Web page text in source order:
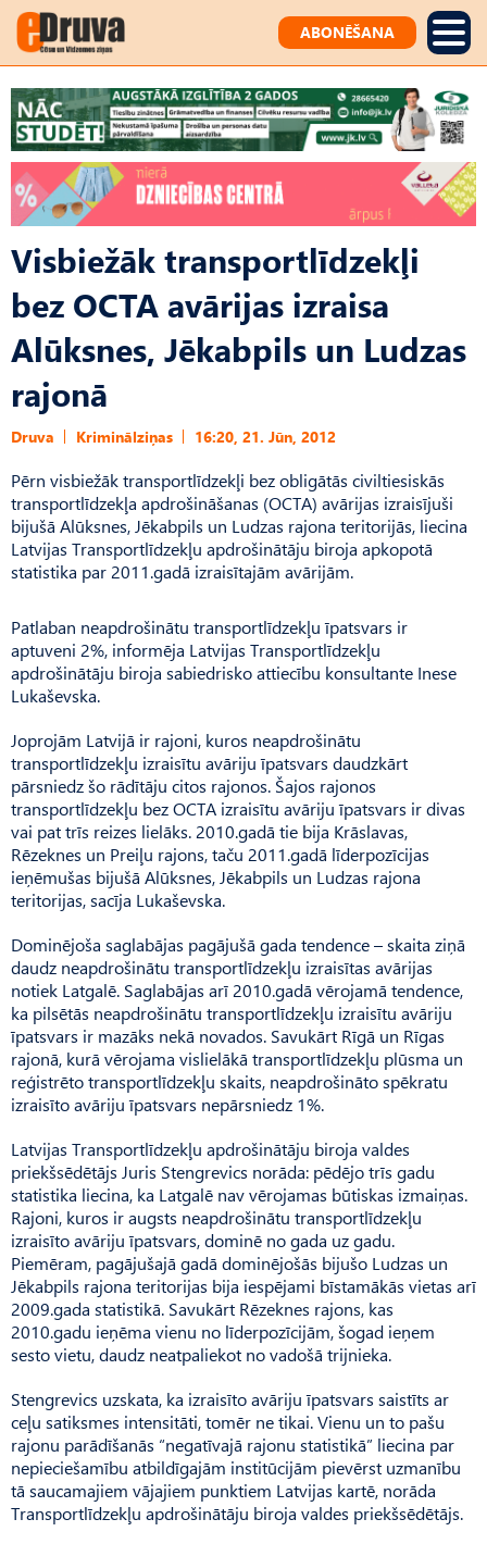
ABONĒŠANA
Visbiežāk transportlīdzekļi
bez OCTA avārijas izraisa
Alūksnes, Jēkabpils un Ludzas
rajonā
Druva Kriminālziņas 16:20, 21. Jūn, 2012
Pērn visbiežāk transportlīdzekļi bez obligātās civiltiesiskās
transportlīdzekļa apdrošināšanas (OCTA) avārijas izraisījuši
bijušā Alūksnes, Jēkabpils un Ludzas rajona teritorijās, liecina
Latvijas Transportlīdzekļu apdrošinātāju biroja apkopotā
statistika par 2011.gadā izraisītajām avārijām.
Patlaban neapdrošinātu transportlīdzekļu īpatsvars ir
aptuveni 2%, informēja Latvijas Transportlīdzekļu
apdrošinātāju biroja sabiedrisko attiecību konsultante Inese
Lukaševska.
Joprojām Latvijā ir rajoni, kuros neapdrošinātu
transportlīdzekļu izraisītu avāriju īpatsvars daudzkārt
pārsniedz šo rādītāju citos rajonos. Šajos rajonos
transportlīdzekļu bez OCTA izraisītu avāriju īpatsvars ir divas
vai pat trīs reizes lielāks. 2010.gadā tie bija Krāslavas,
Rēzeknes un Preiļu rajons, taču 2011.gadā līderpozīcijas
ieņēmušas bijušā Alūksnes, Jēkabpils un Ludzas rajona
teritorijas, sacīja Lukaševska.
Dominējoša saglabājas pagājušā gada tendence – skaita ziņā
daudz neapdrošinātu transportlīdzekļu izraisītas avārijas
notiek Latgalē. Saglabājas arī 2010.gadā vērojamā tendence,
ka pilsētās neapdrošinātu transportlīdzekļu izraisītu avāriju
īpatsvars ir mazāks nekā novados. Savukārt Rīgā un Rīgas
rajonā, kurā vērojama vislielākā transportlīdzekļu plūsma un
reģistrēto transportlīdzekļu skaits, neapdrošināto spēkratu
izraisīto avāriju īpatsvars nepārsniedz 1%.
Latvijas Transportlīdzekļu apdrošinātāju biroja valdes
priekšsēdētājs Juris Stengrevics norāda: pēdējo trīs gadu
statistika liecina, ka Latgalē nav vērojamas būtiskas izmaiņas.
Rajoni, kuros ir augsts neapdrošinātu transportlīdzekļu
izraisīto avāriju īpatsvars, dominē no gada uz gadu.
Piemēram, pagājušajā gadā dominējošās bijušo Ludzas un
Jēkabpils rajona teritorijas bija iespējami bīstamākās vietas arī
2009.gada statistikā. Savukārt Rēzeknes rajons, kas
2010.gadu ieņēma vienu no līderpozīcijām, šogad ieņem
sesto vietu, daudz neatpaliekot no vadošā trijnieka.
Stengrevics uzskata, ka izraisīto avāriju īpatsvars saistīts ar
ceļu satiksmes intensitāti, tomēr ne tikai. Vienu un to pašu
rajonu parādīšanās “negatīvajā rajonu statistikā” liecina par
nepieciešamību atbildīgajām institūcijām pievērst uzmanību
tā saucamajiem vājajiem punktiem Latvijas kartē, norāda
Transportlīdzekļu apdrošinātāju biroja valdes priekšsēdētājs.